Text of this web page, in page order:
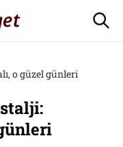
o güzel günleri